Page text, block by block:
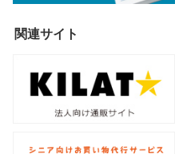
関連サイト